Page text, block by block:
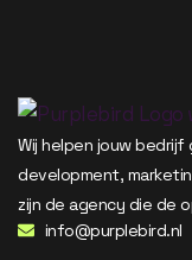
Wij helpen jouw
development,
zijn de agency die de
info@purplebird.nl